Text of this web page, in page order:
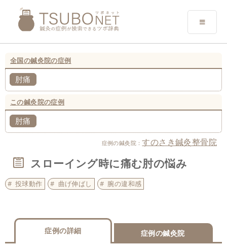
全国の鍼灸院の症例
肘痛
この鍼灸院の症例
肘痛
症例の鍼灸院：すのさき鍼灸整骨院
スローイング時に痛む肘の悩み
投球動作 曲げ伸ばし 腕の違和感
症例の詳細 症例の鍼灸院